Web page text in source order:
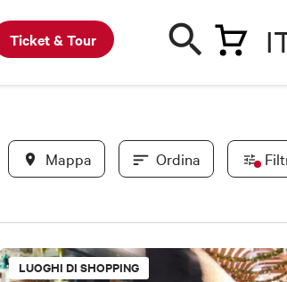
Ticket & Tour
Mappa Ordina
In evidenza
LUOGHI DI SHOPPING